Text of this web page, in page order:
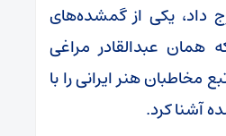
داد، یکی از گمشده‌های
همان عبدالقادر مراغی
مخاطبان هنر ایرانی را با
آشنا کرد.